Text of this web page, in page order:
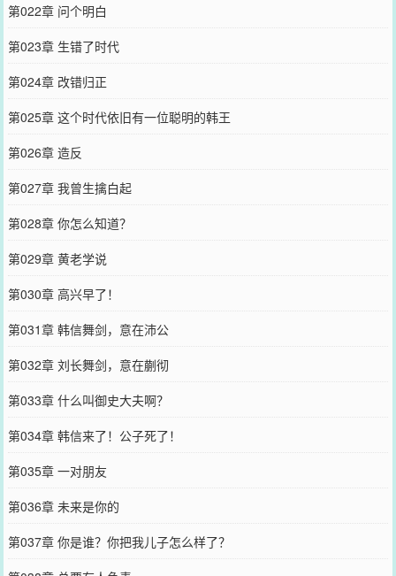
第022章 问个明白
第023章 生错了时代
第024章 改错归正
第025章 这个时代依旧有一位聪明的韩王
第026章 造反
第027章 我曾生擒白起
第028章 你怎么知道？
第029章 黄老学说
第030章 高兴早了！
第031章 韩信舞剑，意在沛公
第032章 刘长舞剑，意在蒯彻
第033章 什么叫御史大夫啊？
第034章 韩信来了！公子死了！
第035章 一对朋友
第036章 未来是你的
第037章 你是谁？你把我儿子怎么样了？